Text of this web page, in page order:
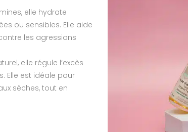
elle hydrate
ou sensibles. Elle aide
les agressions
elle régule l’excès
Elle est idéale pour
sèches, tout en